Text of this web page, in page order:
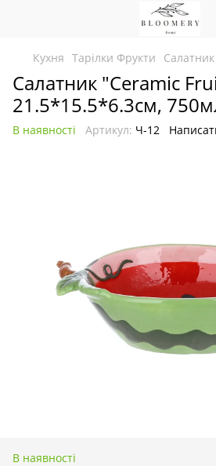
Кухня Тарілки Фрукти
Салатник "Ceramic
21.5*15.5*6.3см,
В наявності Артикул: Ч-12
В наявності